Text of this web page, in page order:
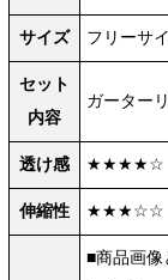
サイズ フリーサ
セット
内容
ガーター
透け感 ★★★★☆
伸縮性 ★★★☆☆
■商品画像